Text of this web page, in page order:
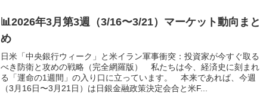
📊2026年3月第3週（3/16〜3/21）マーケット動向まと
め
日米「中央銀行ウィーク」と米イラン軍事衝突：投資家が今すぐ取る
べき防衛と攻めの戦略（完全網羅版） 私たちは今、経済史に刻まれ
る「運命の1週間」の入り口に立っています。 本来であれば、今週
（3月16日〜3月21日）は日銀金融政策決定会合と米F...